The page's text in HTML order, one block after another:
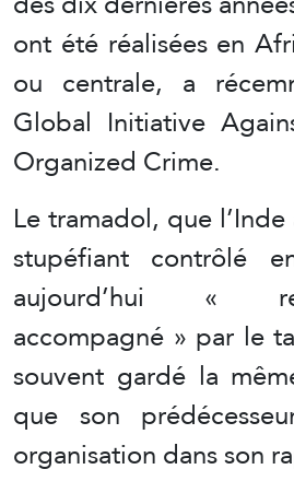
ont été réalisées en
ou centrale, a
Global Initiative
Organized Crime.
Le tramadol, que
stupéfiant contrôlé
aujourd’hui «
accompagné » par le
souvent gardé la
que son
organisation dans son